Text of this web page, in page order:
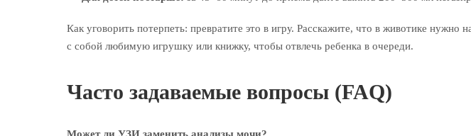
Как уговорить потерпеть: превратите это в игру. Расскажите, что в животике
с собой любимую игрушку или книжку, чтобы отвлечь ребенка в очереди.
Часто задаваемые вопросы (FAQ)